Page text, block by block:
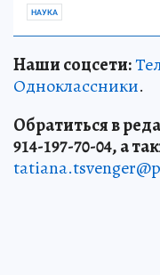
НАУКА
Наши соцсети:
Одноклассники.
Обратиться в
914-197-70-04, а